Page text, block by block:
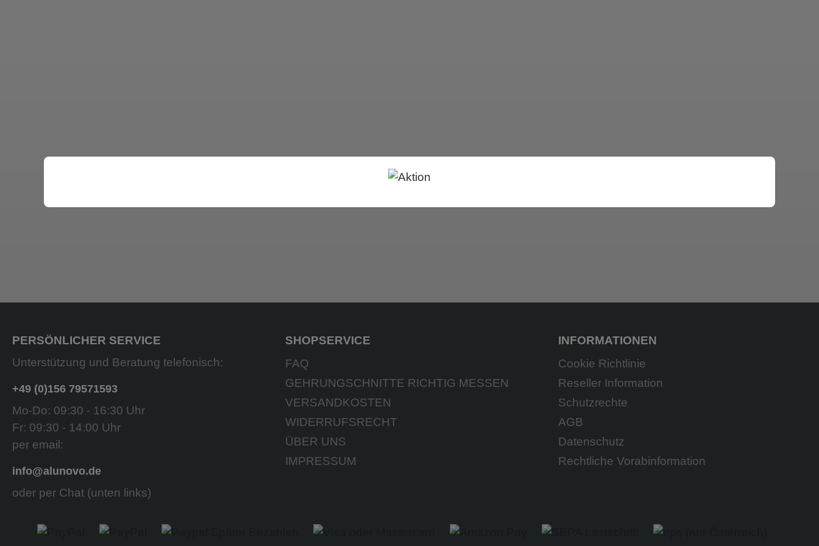
PERSÖNLICHER SERVICE
Unterstützung und Beratung telefonisch:
+49 (0)156 79571593
Mo-Do: 09:30 - 16:30 Uhr
Fr: 09:30 - 14:00 Uhr
per email:
info@alunovo.de
oder per Chat (unten links)
SHOPSERVICE
FAQ
GEHRUNGSCHNITTE RICHTIG MESSEN
VERSANDKOSTEN
WIDERRUFSRECHT
ÜBER UNS
IMPRESSUM
INFORMATIONEN
Cookie Richtlinie
Reseller Information
Schutzrechte
AGB
Datenschutz
Rechtliche Vorabinformation